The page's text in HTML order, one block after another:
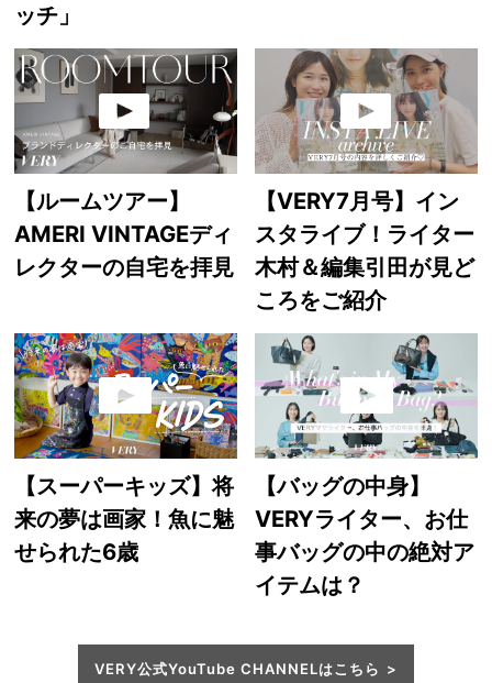
ッチ」
【ルームツアー】
AMERI VINTAGEディ
レクターの自宅を拝見
【VERY7月号】イン
スタライブ！ライター
木村＆編集引田が見ど
ころをご紹介
【スーパーキッズ】将
来の夢は画家！魚に魅
せられた6歳
【バッグの中身】
VERYライター、お仕
事バッグの中の絶対ア
イテムは？
VERY公式YouTube CHANNELはこちら